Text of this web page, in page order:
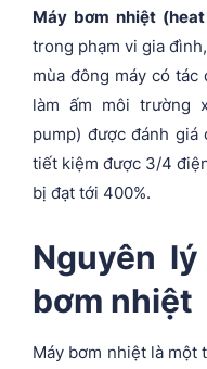
Máy bơm nhiệt
trong phạm vi gia
mùa đông máy có
làm ấm môi trường
pump) được đánh
tiết kiệm được 3/4
bị đạt tới 400%.
Nguyên
bơm nhiệt
Máy bơm nhiệt là một